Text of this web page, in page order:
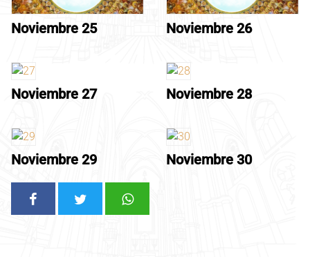
Noviembre 25 Noviembre 26
Noviembre 27 Noviembre 28
Noviembre 29 Noviembre 30